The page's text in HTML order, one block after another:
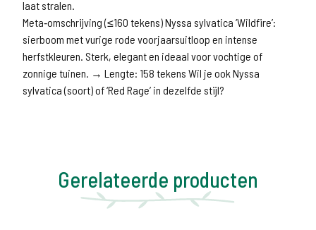
laat stralen.
Meta‑omschrijving (≤160 tekens) Nyssa sylvatica ‘Wildfire’:
sierboom met vurige rode voorjaarsuitloop en intense
herfstkleuren. Sterk, elegant en ideaal voor vochtige of
zonnige tuinen. → Lengte: 158 tekens Wil je ook Nyssa
sylvatica (soort) of ‘Red Rage’ in dezelfde stijl?
Gerelateerde producten